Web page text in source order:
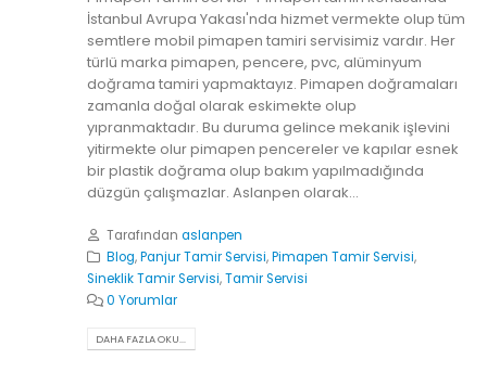
İstanbul Avrupa Yakası'nda hizmet vermekte olup tüm
semtlere mobil pimapen tamiri servisimiz vardır. Her
türlü marka pimapen, pencere, pvc, alüminyum
doğrama tamiri yapmaktayız. Pimapen doğramaları
zamanla doğal olarak eskimekte olup
yıpranmaktadır. Bu duruma gelince mekanik işlevini
yitirmekte olur pimapen pencereler ve kapılar esnek
bir plastik doğrama olup bakım yapılmadığında
düzgün çalışmazlar. Aslanpen olarak...
Tarafından aslanpen
Blog,Panjur Tamir Servisi,Pimapen Tamir Servisi,
Sineklik Tamir Servisi,Tamir Servisi
0 Yorumlar
DAHA FAZLA OKU...